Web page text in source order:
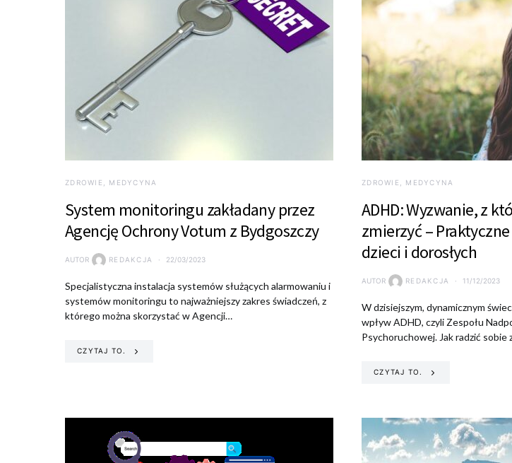
ZDROWIE, MEDYCYNA
System monitoringu zakładany przez
Agencję Ochrony Votum z Bydgoszczy
AUTOR REDAKCJA 22/03/2023
Specjalistyczna instalacja systemów służących alarmowaniu i
systemów monitoringu to najważniejszy zakres świadczeń, z
którego można skorzystać w Agencji…
CZYTAJ TO.
ZDROWIE, MEDYCYNA
ADHD: Wyzwanie, z
zmierzyć –
dzieci i dorosłych
AUTOR REDAKCJA 11/12/2023
W dzisiejszym, dynamicznym
wpływ ADHD, czyli Zespołu
Psychoruchowej. Jak radzić sobie
CZYTAJ TO.